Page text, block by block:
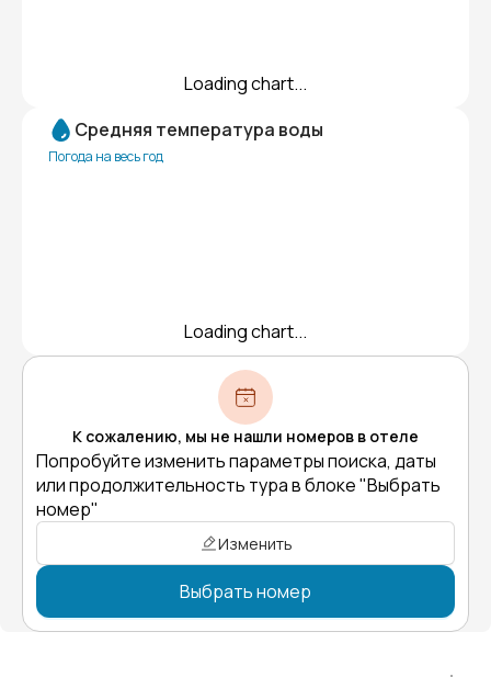
Loading chart...
Средняя температура воды
Погода на весь год
Loading chart...
К сожалению, мы не нашли номеров в отеле
Попробуйте изменить параметры поиска, даты
или продолжительность тура в блоке "Выбрать
номер"
Изменить
Выбрать номер